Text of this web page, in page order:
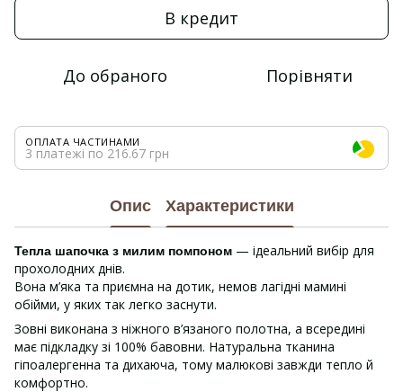
В кредит
До обраного Порівняти
ОПЛАТА ЧАСТИНАМИ
3 платежі по 216.67 грн
Опис Характеристики
Тепла шапочка з милим помпоном — ідеальний вибір для
прохолодних днів.
Вона м’яка та приємна на дотик, немов лагідні мамині
обійми, у яких так легко заснути.
Зовні виконана з ніжного в’язаного полотна, а всередині
має підкладку зі 100% бавовни. Натуральна тканина
гіпоалергенна та дихаюча, тому малюкові завжди тепло й
комфортно.